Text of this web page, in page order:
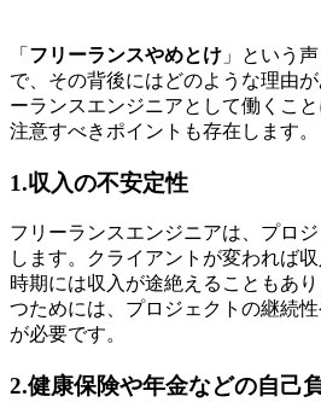
「 フリーランスやめとけ 」という
で、その背後にはどのような理由
ーランスエンジニアとして働くこ
注意すべきポイントも存在します。
1.収入の不安定性
フリーランスエンジニアは、プロ
します。クライアントが変われば
時期には収入が途絶えることもあ
つためには、 プロジェクトの継続
が必要です。
2.健康保険や年金などの自己